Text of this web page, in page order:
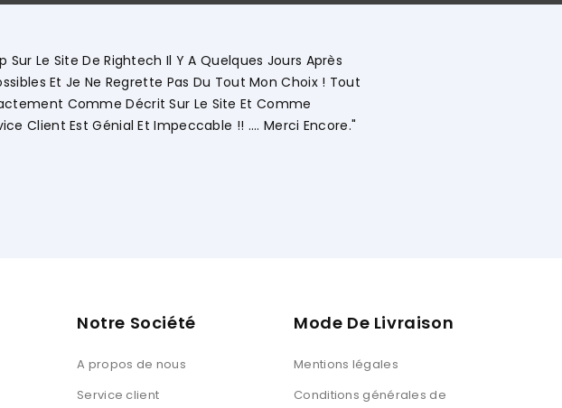
"Commerciale KHADIJA Super Compétente Qui Aide, Conseille,
Détaillée Le Déroulement Des Opérations. Société A L'écoute
Vivement."
Notre Société
A propos de nous
Service client
Mode De Livraison
Mentions légales
Conditions générales de